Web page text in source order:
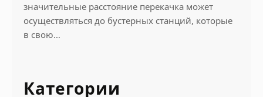
значительные расстояние перекачка может
осуществляться до бустерных станций, которые
в свою…
Категории